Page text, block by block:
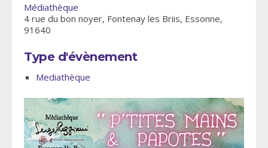
Médiathèque
4 rue du bon noyer, Fontenay les Briis, Essonne,
91640
Type d'évènement
Mediathèque